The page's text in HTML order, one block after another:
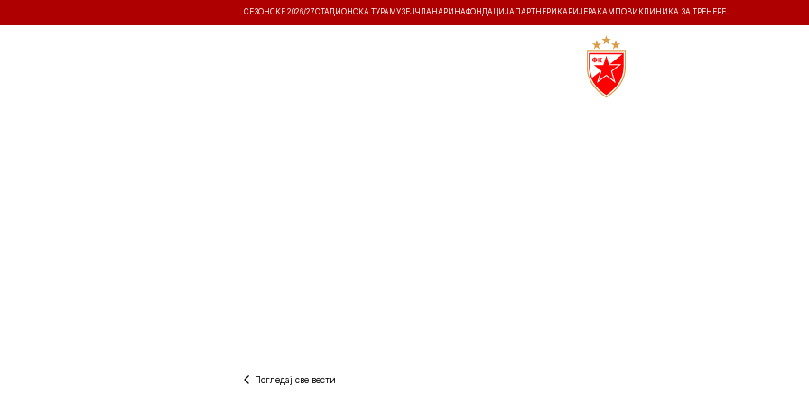
СЕЗОНСКЕ 2026/27СТАДИОНСКА ТУРА МУЗЕЈ ЧЛАНАРИНАФОНДАЦИЈА ПАРТНЕРИ КАРИЈЕРА КАМПОВИ КЛИНИКА ЗА ТРЕНЕРЕ
Погледај све вести